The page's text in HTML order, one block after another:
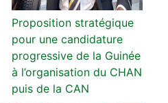
Proposition stratégique
pour une candidature
progressive de la Guinée
à l’organisation du CHAN
puis de la CAN